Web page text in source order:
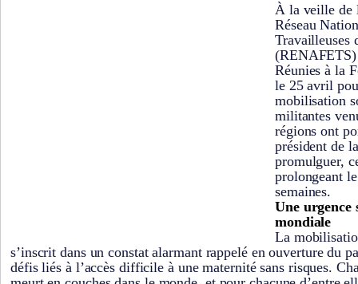
À la veille de
Réseau
Travailleuses
(RENAFETS)
Réunies à la
le 25 avril
mobilisation
militantes
régions ont
président de
promulguer,
prolongeant
semaines.
Une urgence
mondiale
La
s’inscrit dans un constat alarmant rappelé en ouverture du
défis liés à l’accès difficile à une maternité sans risques.